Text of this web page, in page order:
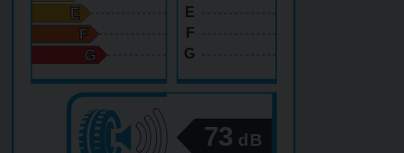
E
F
G
73 dB